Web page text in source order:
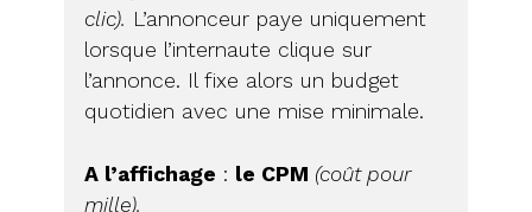
clic). L’annonceur paye uniquement
lorsque l’internaute clique sur
l’annonce. Il fixe alors un budget
quotidien avec une mise minimale.
A l’affichage : le CPM (coût pour
mille).